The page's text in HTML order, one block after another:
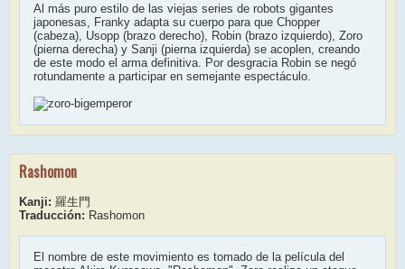
Al más puro estilo de las viejas series de robots gigantes
japonesas, Franky adapta su cuerpo para que Chopper
(cabeza), Usopp (brazo derecho), Robin (brazo izquierdo), Zoro
(pierna derecha) y Sanji (pierna izquierda) se acoplen, creando
de este modo el arma definitiva. Por desgracia Robin se negó
rotundamente a participar en semejante espectáculo.
Rashomon
Kanji: 羅生門
Traducción: Rashomon
El nombre de este movimiento es tomado de la película del